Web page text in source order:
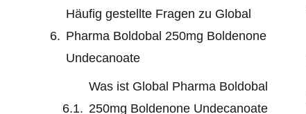
Häufig gestellte Fragen zu Global
Pharma Boldobal 250mg Boldenone
Undecanoate
Was ist Global Pharma Boldobal
250mg Boldenone Undecanoate